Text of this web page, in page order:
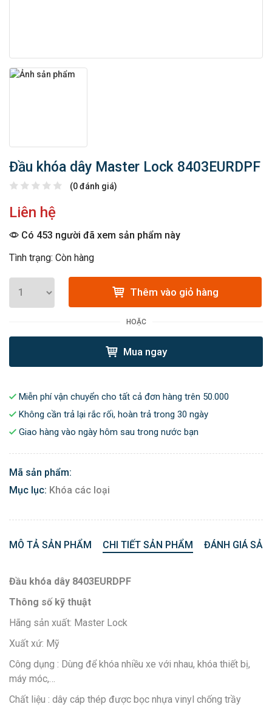
Đầu khóa dây Master Lock 8403EURDPF
(0 đánh giá)
Liên hệ
Có 453 người đã xem sản phẩm này
Tình trạng: Còn hàng
Thêm vào giỏ hàng
HOẶC
Mua ngay
Miễn phí vận chuyển cho tất cả đơn hàng trên 50.000
Không cần trả lại rắc rối, hoàn trả trong 30 ngày
Giao hàng vào ngày hôm sau trong nước bạn
Mã sản phẩm:
Mục lục: Khóa các loại
MÔ TẢ SẢN PHẨM CHI TIẾT SẢN PHẨM ĐÁNH GIÁ
Đầu khóa dây 8403EURDPF
Thông số kỹ thuật
Hãng sản xuất: Master Lock
Xuất xứ: Mỹ
Công dụng : Dùng để khóa nhiều xe với nhau, khóa thiết bị,
máy móc,…
Chất liệu : dây cáp thép được bọc nhựa vinyl chống trầy